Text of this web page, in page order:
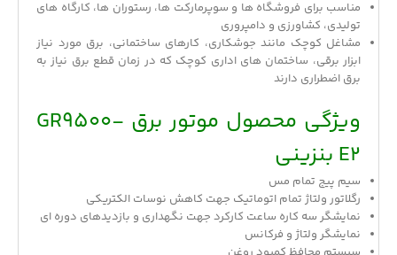
مناسب برای فروشگاه ها و سوپرمارکت ها، رستوران ها، کارگاه های
تولیدی، کشاورزی و دامپروری
مشاغل کوچک مانند جوشکاری، کارهای ساختمانی، برق مورد نیاز
ابزار برقی، ساختمان های اداری کوچک که در زمان قطع برق نیاز به
برق اضطراری دارند
ویژگی محصول موتور برق GR9500-
E2 بنزینی
سیم پیج تمام مس
رگلاتور ولتاژ تمام اتوماتیک جهت کاهش نوسات الکتریکی
نمایشگر سه کاره ساعت کارکرد جهت نگهداری و بازدیدهای دوره ای
نمایشگر ولتاژ و فرکانس